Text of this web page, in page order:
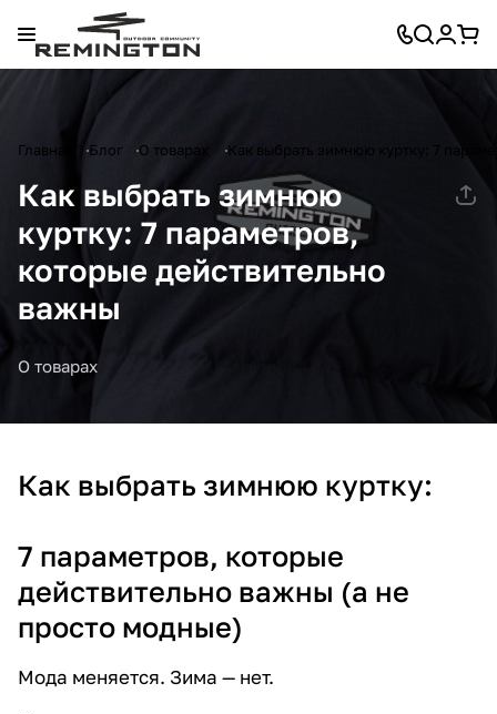
Главная Блог О товарах Как выбрать зимнюю куртку: 7
Как выбрать зимнюю
куртку: 7 параметров,
которые действительно
важны
О товарах
Как выбрать зимнюю куртку:
7 параметров, которые
действительно важны (а не
просто модные)
Мода меняется. Зима — нет.